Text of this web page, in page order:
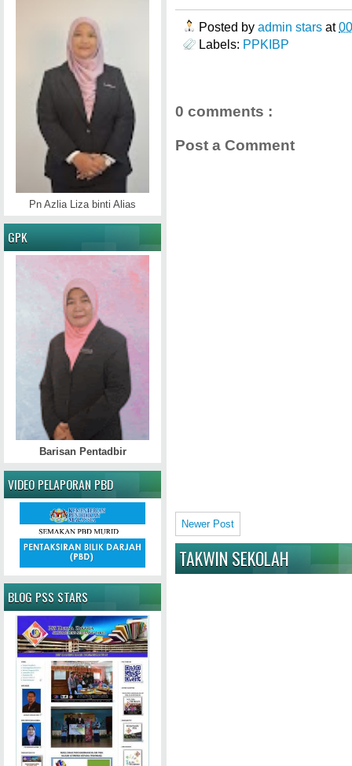
Posted by admin stars at
Labels: PPKIBP
0 comments :
Post a Comment
Newer Post
TAKWIN SEKOLAH
Pn Azlia Liza binti Alias
GPK
Barisan Pentadbir
VIDEO PELAPORAN PBD
BLOG PSS STARS